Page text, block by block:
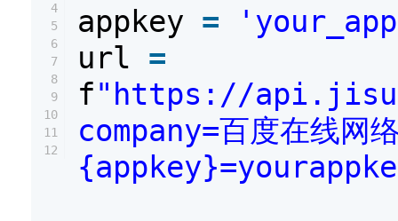
4
5
6
7
8
9
10
11
12
appkey =
url =
f"https://
company=百度在线网